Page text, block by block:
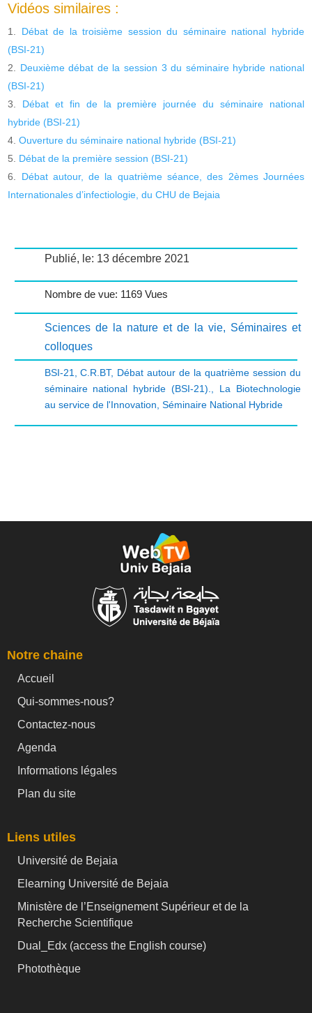
Vidéos similaires :
Débat de la troisième session du séminaire national hybride
(BSI-21)
Deuxième débat de la session 3 du séminaire hybride national
(BSI-21)
Débat et fin de la première journée du séminaire national
hybride (BSI-21)
Ouverture du séminaire national hybride (BSI-21)
Débat de la première session (BSI-21)
Débat autour, de la quatrième séance, des 2èmes Journées
Internationales d’infectiologie, du CHU de Bejaia
Publié, le: 13 décembre 2021
Nombre de vue: 1169 Vues
Sciences de la nature et de la vie, Séminaires et
colloques
BSI-21 ,C.R.BT, Débat autour de la quatrième session du
séminaire national hybride (BSI-21).
La Biotechnologie
au service de l'Innovation Séminaire National Hybride
Notre chaine
Accueil
Qui-sommes-nous?
Contactez-nous
Agenda
Informations légales
Plan du site
Liens utiles
Université de Bejaia
Elearning Université de Bejaia
Ministère de l’Enseignement Supérieur et de la
Recherche Scientifique
Dual_Edx (access the English course)
Photothèque